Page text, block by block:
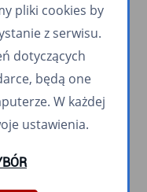
pliki cookies by
z serwisu.
dotyczących
będą one
W każdej
ustawienia.